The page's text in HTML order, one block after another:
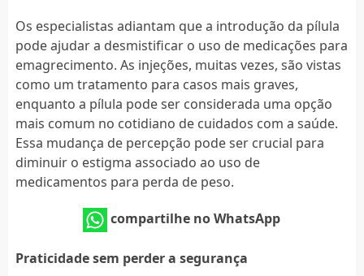
Os especialistas adiantam que a introdução da pílula
pode ajudar a desmistificar o uso de medicações para
emagrecimento. As injeções, muitas vezes, são vistas
como um tratamento para casos mais graves,
enquanto a pílula pode ser considerada uma opção
mais comum no cotidiano de cuidados com a saúde.
Essa mudança de percepção pode ser crucial para
diminuir o estigma associado ao uso de
medicamentos para perda de peso.
compartilhe no WhatsApp
Praticidade sem perder a segurança